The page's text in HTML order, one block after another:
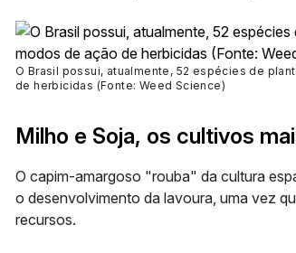
O Brasil possui, atualmente, 52 espécies de
de herbicidas (Fonte: Weed Science)
Milho e Soja, os cultivos
O capim-amargoso "rouba" da cultura
o desenvolvimento da lavoura, uma vez
recursos.